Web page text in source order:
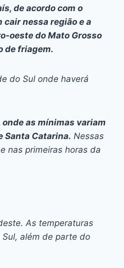
de acordo com o
nessa região e a
oeste do Mato Grosso
de friagem.
do Sul onde haverá
as mínimas variam
Santa Catarina. Nessas
nas primeiras horas da
As temperaturas
além de parte do